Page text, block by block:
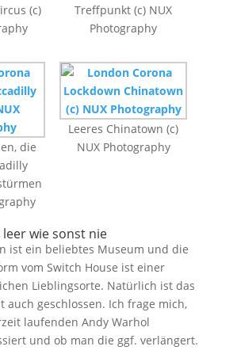
(c)
Treffpunkt (c) NUX
Photography
die
Leeres Chinatown (c)
NUX Photography
wie sonst nie
ist ein beliebtes Museum und die
vom Switch House ist einer
Lieblingsorte. Natürlich ist das
auch geschlossen. Ich frage mich,
laufenden Andy Warhol
und ob man die ggf. verlängert.